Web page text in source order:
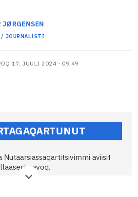
JØRGENSEN
/ JOURNALISTI
17. JUULI 2024 - 09:49
Nutaarsiassaqartitsivimmi aviisit